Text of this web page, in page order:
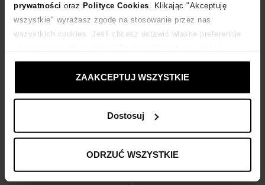
prywatności oraz Polityce Cookies . Klikając "Akceptuję
wszystkie" wyrażasz zgodę na stosowanie przez nas
wszystkich cookies. Jeśli chcesz ustawić własne preferencje
ustawienia prywatności.
ZAAKCEPTUJ WSZYSTKIE
Dostosuj
ODRZUĆ WSZYSTKIE
Woda toaletowa Kate Spade Sparkle 60 ml
KATE SPADE
Woda toaletowa Kate Spade Sparkle 100 ml
389zł